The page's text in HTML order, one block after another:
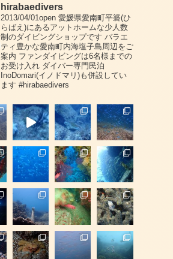
hirabaedivers
2013/04/01open愛媛県愛南町平碆(ひ
らばえ)にあるアットホームな少人数
制のダイビングショップです バラエ
ティ豊かな愛南町内海塩子島周辺をご
案内 ファンダイビングは6名様までの
お受け入れダイバー専門民泊
InoDomari(イノドマリ)も併設してい
ます #hirabaedivers